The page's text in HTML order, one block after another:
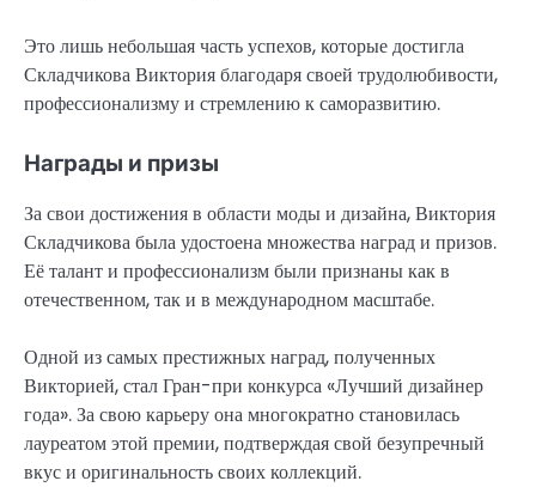
Это лишь небольшая часть успехов, которые достигла
Складчикова Виктория благодаря своей трудолюбивости,
профессионализму и стремлению к саморазвитию.
Награды и призы
За свои достижения в области моды и дизайна, Виктория
Складчикова была удостоена множества наград и призов.
Её талант и профессионализм были признаны как в
отечественном, так и в международном масштабе.
Одной из самых престижных наград, полученных
Викторией, стал Гран-при конкурса «Лучший дизайнер
года». За свою карьеру она многократно становилась
лауреатом этой премии, подтверждая свой безупречный
вкус и оригинальность своих коллекций.